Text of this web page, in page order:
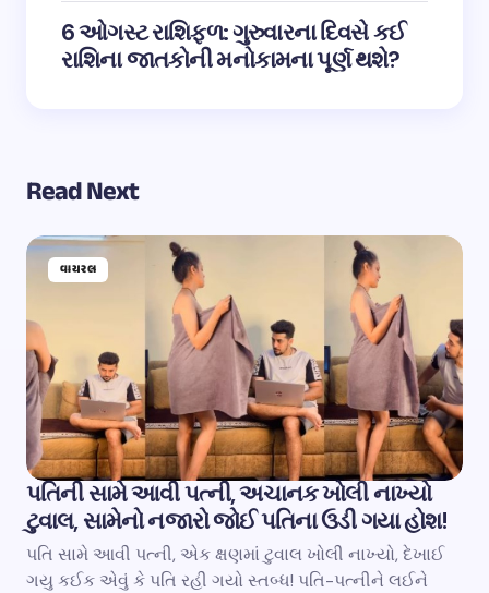
6 ઓગસ્ટ રાશિફળ: ગુરુવારના દિવસે કઈ
રાશિના જાતકોની મનોકામના પૂર્ણ થશે?
Read Next
વાયરલ
પતિની સામે આવી પત્ની, અચાનક ખોલી નાખ્યો
ટુવાલ, સામેનો નજારો જોઈ પતિના ઉડી ગયા હોશ!
પતિ સામે આવી પત્ની, એક ક્ષણમાં ટુવાલ ખોલી નાખ્યો, દેખાઈ
ગયુ કઈક એવું કે પતિ રહી ગયો સ્તબ્ધ! પતિ-પત્નીને લઈને